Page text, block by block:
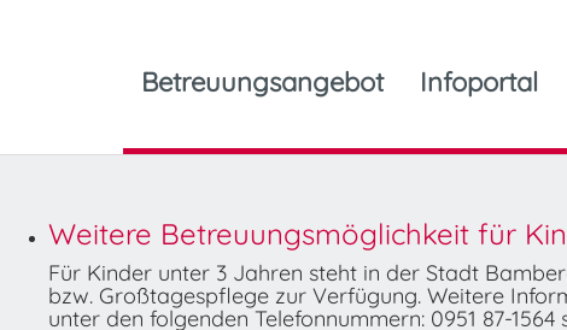
Betreuungsangebot Infoportal
Weitere Betreuungsmöglichkeit für
Für Kinder unter 3 Jahren steht in der Stadt
bzw. Großtagespflege zur Verfügung. Weitere
unter den folgenden Telefonnummern: 0951 87-1564